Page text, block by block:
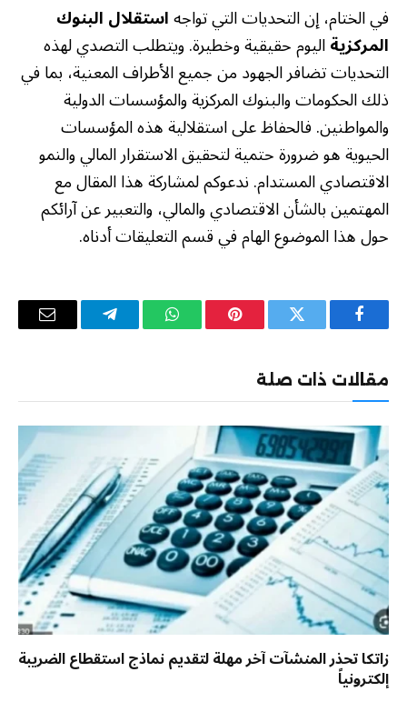
في الختام، إن التحديات التي تواجهاستقلال البنوك
المركزيةاليوم حقيقية وخطيرة. ويتطلب التصدي لهذه
التحديات تضافر الجهود من جميع الأطراف المعنية، بما في
ذلك الحكومات والبنوك المركزية والمؤسسات الدولية
والمواطنين. فالحفاظ على استقلالية هذه المؤسسات
الحيوية هو ضرورة حتمية لتحقيق الاستقرار المالي والنمو
الاقتصادي المستدام. ندعوكم لمشاركة هذا المقال مع
المهتمين بالشأن الاقتصادي والمالي، والتعبير عن آرائكم
حول هذا الموضوع الهام في قسم التعليقات أدناه.
فيسبوك تويتر بينتيريستواتساب تيلقرام
البريد
مقالات ذات صلة
زاتكا تحذر المنشآت آخر مهلة لتقديم نماذج استقطاع الضريبة
إلكترونياً